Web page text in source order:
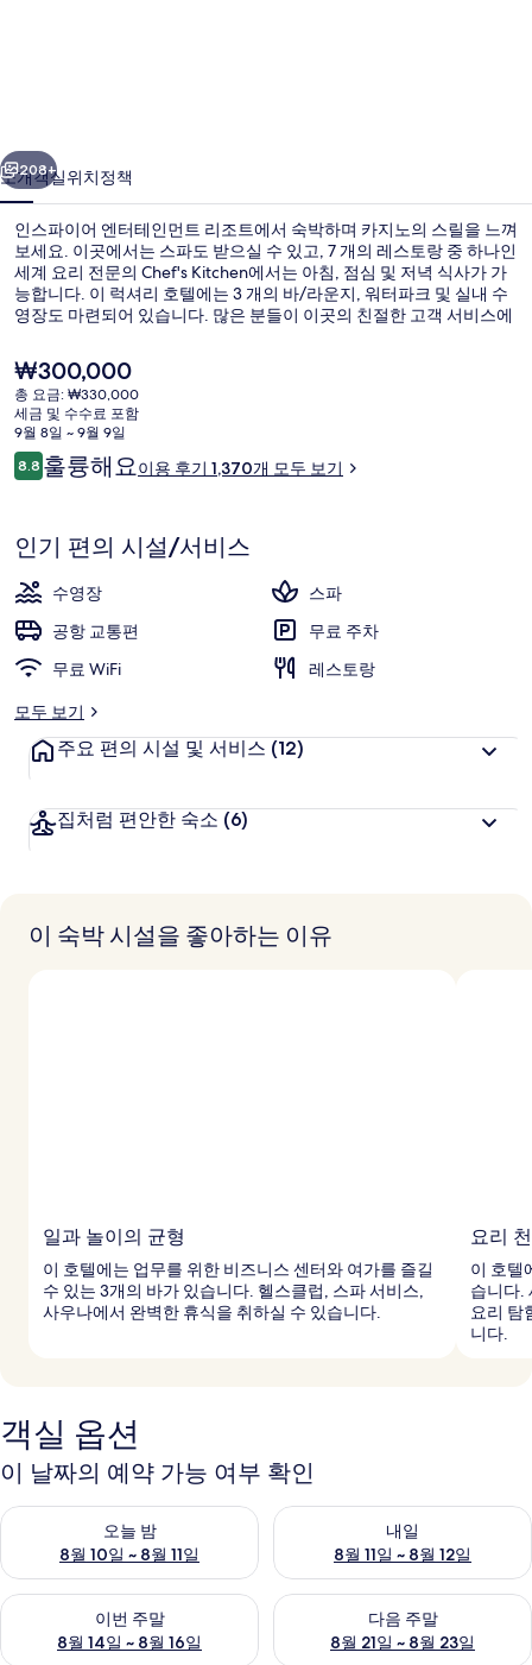
테
인
먼
트
리
조
트
의
사
갤
러
리
다음
208+
소개객실위치정책
인스파이어 엔터테인먼트 리조트에서 숙박하며 카지노의 스릴을 느껴
보세요. 이곳에서는 스파도 받으실 수 있고, 7 개의 레스토랑 중 하나인
세계 요리 전문의 Chef's Kitchen에서는 아침, 점심 및 저녁 식사가 가
능합니다. 이 럭셔리 호텔에는 3 개의 바/라운지, 워터파크 및 실내 수
영장도 마련되어 있습니다. 많은 분들이 이곳의 친절한 고객 서비스에
현
재
가
격
은
₩300,000
₩300,000
총 요금: ₩330,000
세금 및 수수료 포함
9월 8일 ~ 9월 9일
이
용
기
8.810점 만점 중 8.8점.
훌륭해요이용 후기 1,370개 모두 보기
인기 편의 시설/서비스
수영장
스파
공항 교통편
무료 주차
무료 WiFi
레스토랑
모두 보기
주요 편의 시설 및 서비스 (12)
집처럼 편안한 숙소 (6)
이 숙박 시설을 좋아하는 이유
일과 놀이의 균형
이 호텔에는 업무를 위한 비즈니스 센터와 여가를 즐길
수 있는 3개의 바가 있습니다. 헬스클럽, 스파 서비스,
사우나에서 완벽한 휴식을 취하실 수 있습니다.
요리
이 호텔
습니다.
요리 탐
니다.
객실 옵션
이 날짜의 예약 가능 여부 확인
오늘 밤
8월 10일 ~ 8월 11일
오늘 밤 예약 가능 여부 확인, 8월 10일 ~ 8월 11일
내일
8월 11일 ~ 8월 12일
내일 예약 가능 여부 확인, 8월
이번 주말
8월 14일 ~ 8월 16일
이번 주말 예약 가능 여부 확인, 8월 14일 ~ 8월 16일
다음 주말
8월 21일 ~ 8월 23일
다음 주말 예약 가능 여부 확인